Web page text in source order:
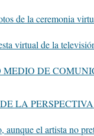
de la ceremonia
virtual de la
MEDIO DE
LA
aunque el artista no